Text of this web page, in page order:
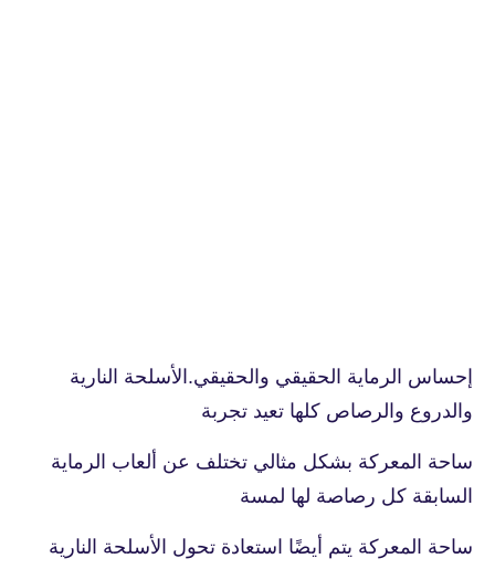
إحساس الرماية الحقيقي والحقيقي.الأسلحة النارية
والدروع والرصاص كلها تعيد تجربة
ساحة المعركة بشكل مثالي تختلف عن ألعاب الرماية
السابقة كل رصاصة لها لمسة
ساحة المعركة يتم أيضًا استعادة تحول الأسلحة النارية